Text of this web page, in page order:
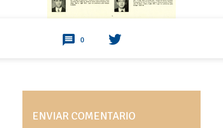
0
ENVIAR COMENTARIO